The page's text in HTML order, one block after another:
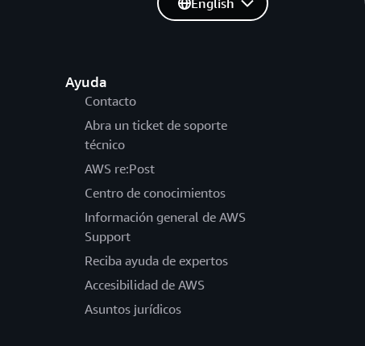
Ayuda
Contacto
Abra un ticket de soporte
técnico
AWS re:Post
Centro de conocimientos
Información general de AWS
Support
Reciba ayuda de expertos
Accesibilidad de AWS
Asuntos jurídicos
English